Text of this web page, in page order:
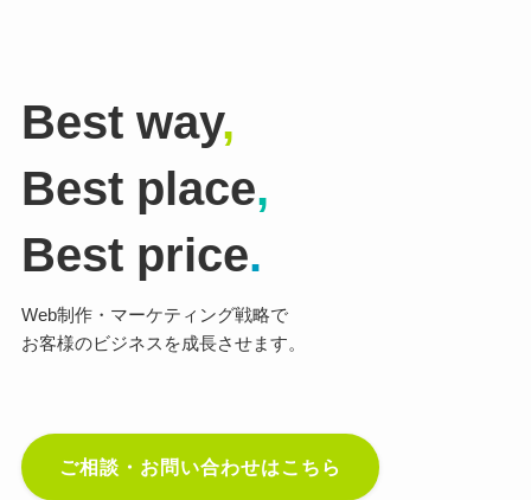
Best way,
Best place,
Best price.
Web制作・マーケティング戦略で
お客様のビジネスを成長させます。
ご相談・お問い合わせはこちら